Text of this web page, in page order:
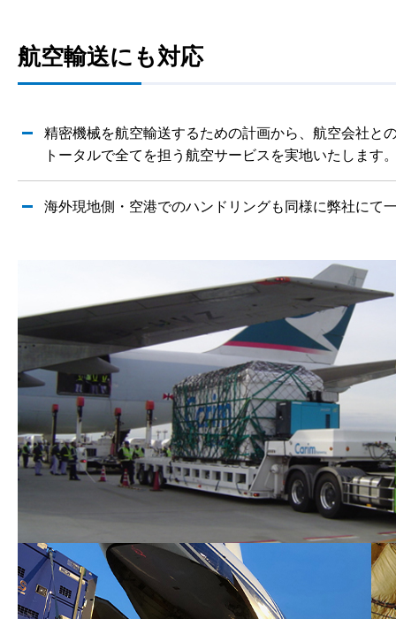
航空輸送にも対応
精密機械を航空輸送するための計画から、航空会社と
トータルで全てを担う航空サービスを実地いたします
海外現地側・空港でのハンドリングも同様に弊社にて